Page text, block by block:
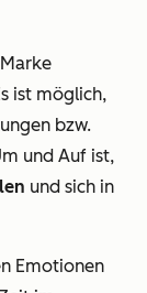
ist möglich,
bzw.
und Auf ist,
und sich in
Emotionen